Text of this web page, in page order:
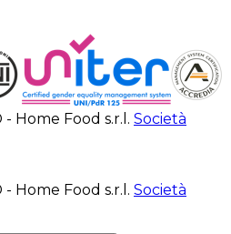
Home Food s.r.l. Società
Home Food s.r.l. Società